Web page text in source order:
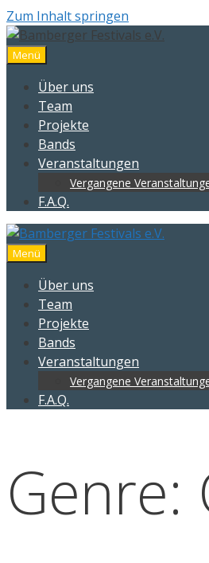
Zum Inhalt springen
Menü
Über uns
Team
Projekte
Bands
Veranstaltungen
Vergangene
F.A.Q.
Menü
Über uns
Team
Projekte
Bands
Veranstaltungen
Vergangene
F.A.Q.
Genre: